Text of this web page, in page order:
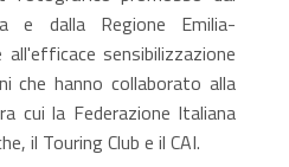
e dalla Regione Emilia-
all'efficace sensibilizzazione
che hanno collaborato alla
cui la Federazione Italiana
il Touring Club e il CAI.